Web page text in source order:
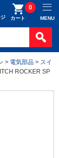
カート
0
MENU
> 電気部品 > スイ
ROCKER SP